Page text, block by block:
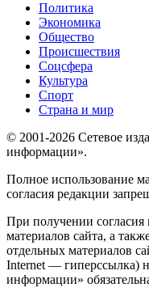
Политика
Экономика
Общество
Происшествия
Соцсфера
Культура
Спорт
Страна и мир
© 2001-2026 Сетевое
информации».
Полное использование
согласия редакции
При получении согласия
материалов сайта, а
отдельных материалов
Internet — гиперссылка)
информации»